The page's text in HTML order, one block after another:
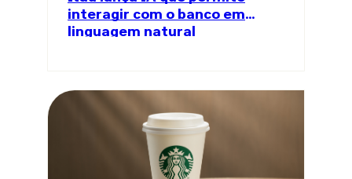
interagir com o banco em
linguagem natural